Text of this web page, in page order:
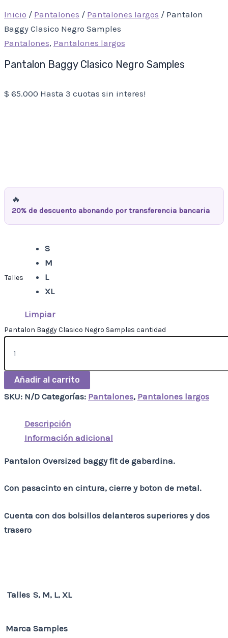
Inicio / Pantalones / Pantalones largos / Pantalon
Baggy Clasico Negro Samples
Pantalones, Pantalones largos
Pantalon Baggy Clasico Negro Samples
$ 65.000 Hasta 3 cuotas sin interes!
🔥
20% de descuento abonando por transferencia bancaria
Talles
S
M
L
XL
Limpiar
Pantalon Baggy Clasico Negro Samples cantidad
Añadir al carrito
SKU: N/D Categorías: Pantalones, Pantalones largos
Descripción
Información adicional
Pantalon Oversized baggy fit de gabardina.
Con pasacinto en cintura, cierre y boton de metal.
Cuenta con dos bolsillos delanteros superiores y dos
trasero
Talles S, M, L, XL
Marca Samples